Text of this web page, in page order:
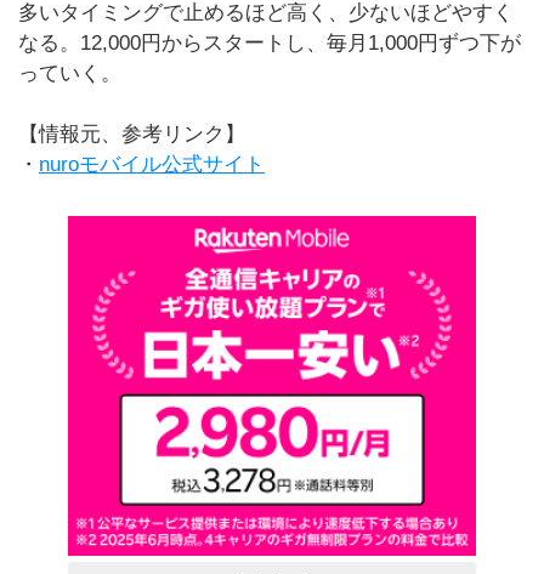
多いタイミングで止めるほど高く、少ないほどやすく
なる。12,000円からスタートし、毎月1,000円ずつ下が
っていく。
【情報元、参考リンク】
・ nuroモバイル公式サイト